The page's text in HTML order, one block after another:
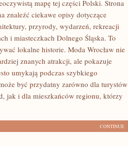
mapę tej części Polski. Strona
znaleźć ciekawe opisy dotyczące
przyrody, wydarzeń, rekreacji
i miasteczkach Dolnego Śląska. To
lokalne historie. Moda Wrocław nie
znanych atrakcji, ale pokazuje
umykają podczas szybkiego
być przydatny zarówno dla turystów
jak i dla mieszkańców regionu, którzy
CONTINUE